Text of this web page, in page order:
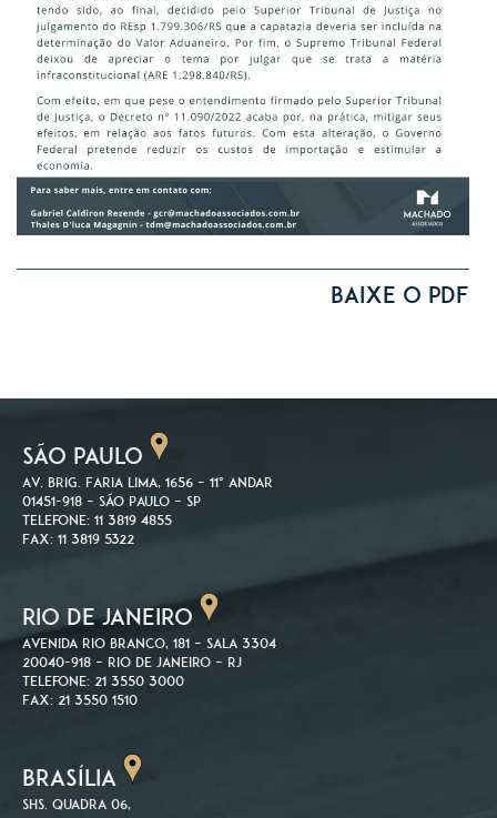
Baixe o PDF
SÃO PAULO
Av. Brig. Faria Lima, 1656 – 11º andar
01451-918 – São Paulo – SP
Telefone: 11 3819 4855
Fax: 11 3819 5322
RIO DE JANEIRO
Avenida Rio Branco, 181 – Sala 3304
20040-918 – Rio de Janeiro – RJ
Telefone: 21 3550 3000
Fax: 21 3550 1510
BRASÍLIA
SHS. Quadra 06,